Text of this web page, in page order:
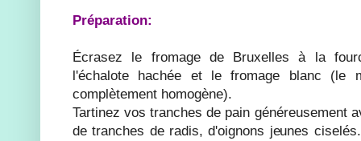
Préparation:
Écrasez le fromage de Bruxelles à la
l'échalote hachée et le fromage blanc (le
complètement homogène).
Tartinez vos tranches de pain généreusement
de tranches de radis, d'oignons jeunes